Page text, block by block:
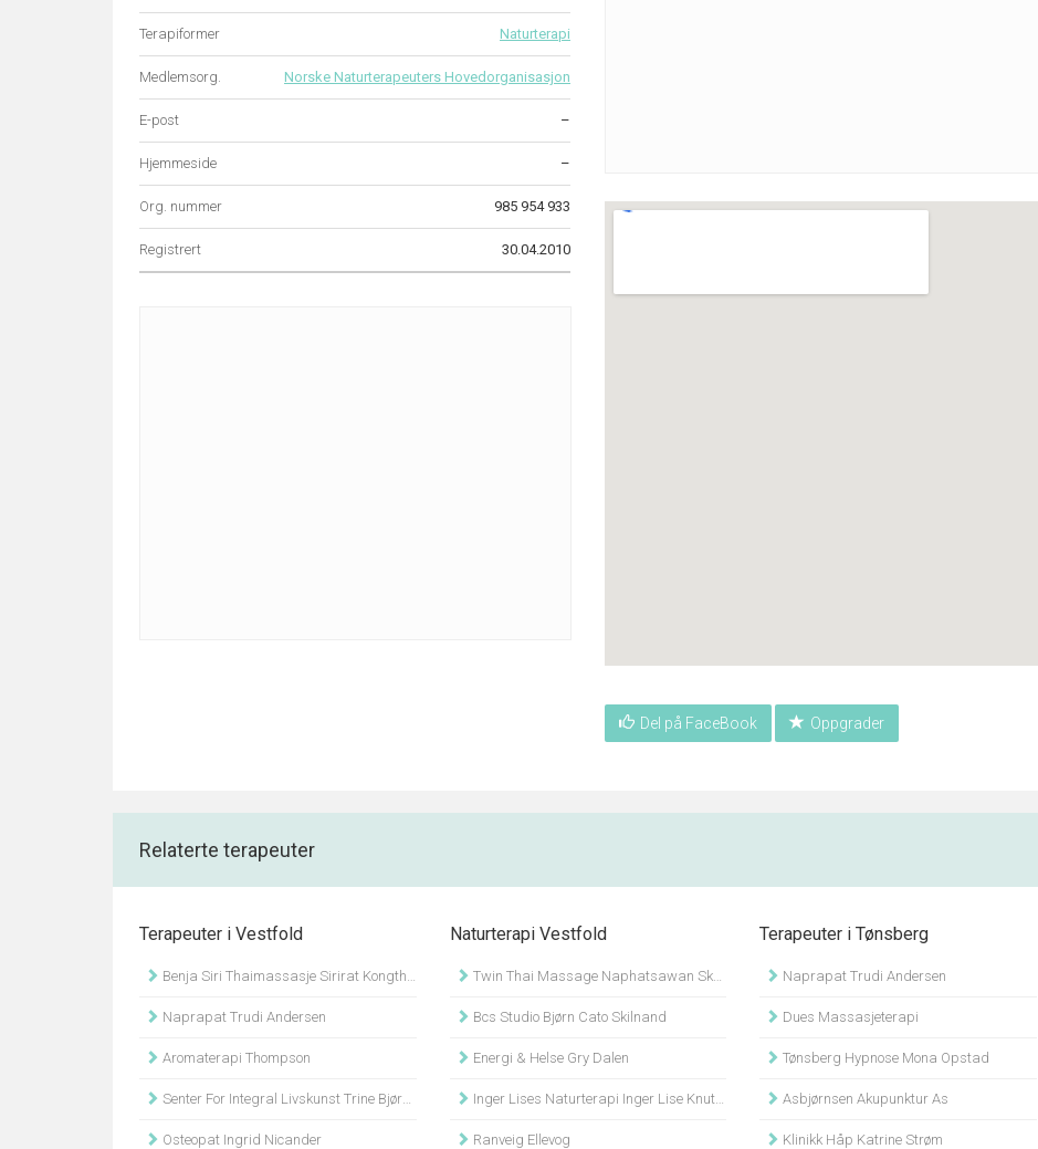
Terapiformer Naturterapi
Medlemsorg. Norske Naturterapeuters Hovedorganisasjon
E-post –
Hjemmeside –
Org. nummer 985 954 933
Registrert 30.04.2010
Del på FaceBook Oppgrader
Relaterte terapeuter
Terapeuter i Vestfold
Benja Siri Thaimassasje Sirirat Kongthong Bjertnes
Naprapat Trudi Andersen
Aromaterapi Thompson
Senter For Integral Livskunst Trine Bjørgan Høiberg
Osteopat Ingrid Nicander
Naturterapi Vestfold
Twin Thai Massage Naphatsawan Skoie
Bcs Studio Bjørn Cato Skilnand
Energi & Helse Gry Dalen
Inger Lises Naturterapi Inger Lise Knutsen
Ranveig Ellevog
Terapeuter i Tønsberg
Naprapat Trudi Andersen
Dues Massasjeterapi
Tønsberg Hypnose Mona Opstad
Asbjørnsen Akupunktur As
Klinikk Håp Katrine Strøm